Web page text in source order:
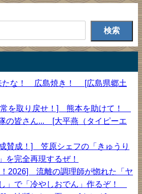
検索
たな！ 広島焼き！ [広島県郷土
常を取り戻せ！] 熊本を助けて！
の皆さん... [大平燕（タイピーエ
賛成！] 笠原シェフの「きゅうり
を完全再現するぜ！
2026] 流離の調理師が惚れた「ヤ
」で「冷やしおでん」作るぞ！